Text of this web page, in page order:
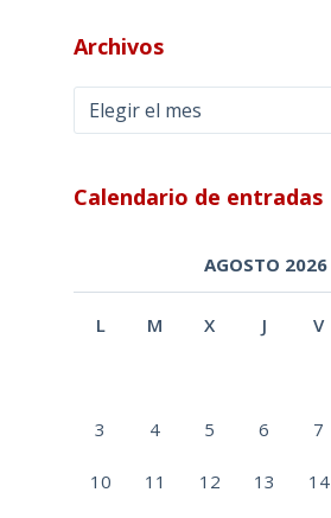
Archivos
Archivos
Calendario de entradas
AGOSTO 2026
L M X J V
3 4 5 6 7
10 11 12 13 14